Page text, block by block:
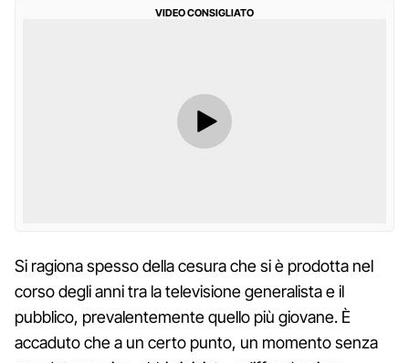
VIDEO CONSIGLIATO
Si ragiona spesso della cesura che si è prodotta nel
corso degli anni tra la televisione generalista e il
pubblico, prevalentemente quello più giovane. È
accaduto che a un certo punto, un momento senza